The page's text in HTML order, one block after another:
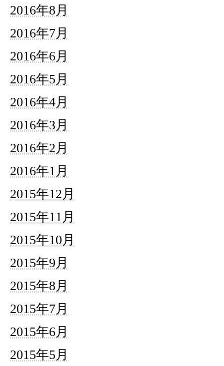
2016年8月
2016年7月
2016年6月
2016年5月
2016年4月
2016年3月
2016年2月
2016年1月
2015年12月
2015年11月
2015年10月
2015年9月
2015年8月
2015年7月
2015年6月
2015年5月